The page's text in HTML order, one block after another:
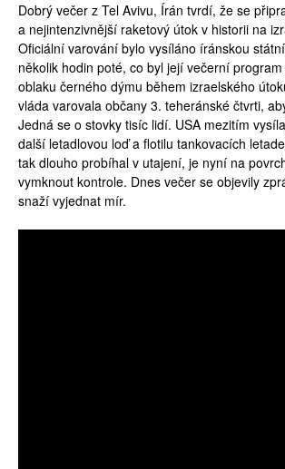
Dobrý večer z Tel Avivu, Írán tvrdí, že se
a nejintenzivnější raketový útok v historii na
Oficiální varování bylo vysíláno íránskou
několik hodin poté, co byl její večerní
oblaku černého dýmu během izraelského
vláda varovala občany 3. teheránské čtvrti,
Jedná se o stovky tisíc lidí. USA mezitím
další letadlovou loď a flotilu tankovacích
tak dlouho probíhal v utajení, je nyní na
vymknout kontrole. Dnes večer se objevily
snaží vyjednat mír.